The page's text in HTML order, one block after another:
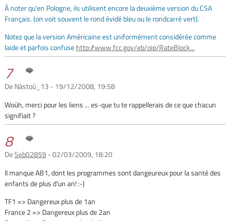
À noter qu'en Pologne, ils utilisent encore la deuxième version du CSA
Français. (on voit souvent le rond évidé bleu ou le rondcarré vert).
Notez que la version Américaine est uniformément considérée comme
laide et parfois confusehttp://www.fcc.gov/eb/oip/RateBlock...
7
De Nàstoù_13 - 19/12/2008, 19:58
Woùh, merci pour les liens ... es-que tu te rappellerais de ce que chacun
signifiait ?
8
DeSeb02859 - 02/03/2009, 18:20
Il manque AB1, dont les programmes sont dangeureux pour la santé des
enfants de plus d'un an! :-)
TF1 => Dangereux plus de 1an
France 2 => Dangereux plus de 2an